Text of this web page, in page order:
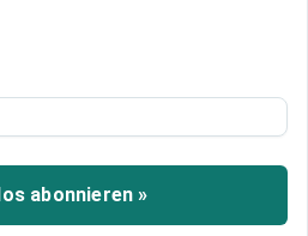
überraschende
worden, doch erst der
tatsächlich bewirkt. Der
plötzlich eine echte
abonnieren »